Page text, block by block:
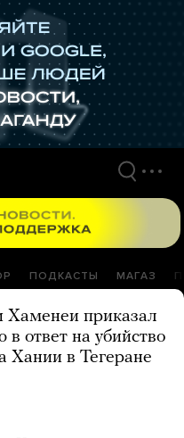
ПОДКАСТЫ МАГАЗ
Хаменеи приказал
ответ на убийство
в Тегеране